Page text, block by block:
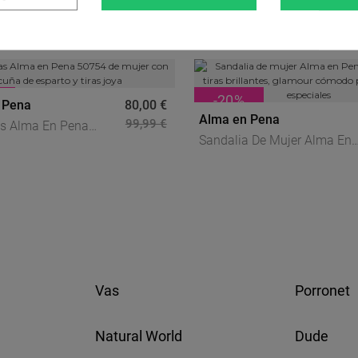
Alma En Pena
80,00 €
99,99 €
-20%
Alma en Pena
Sandalia De Mujer Alma En
Vas Porronet
Natural World Dude